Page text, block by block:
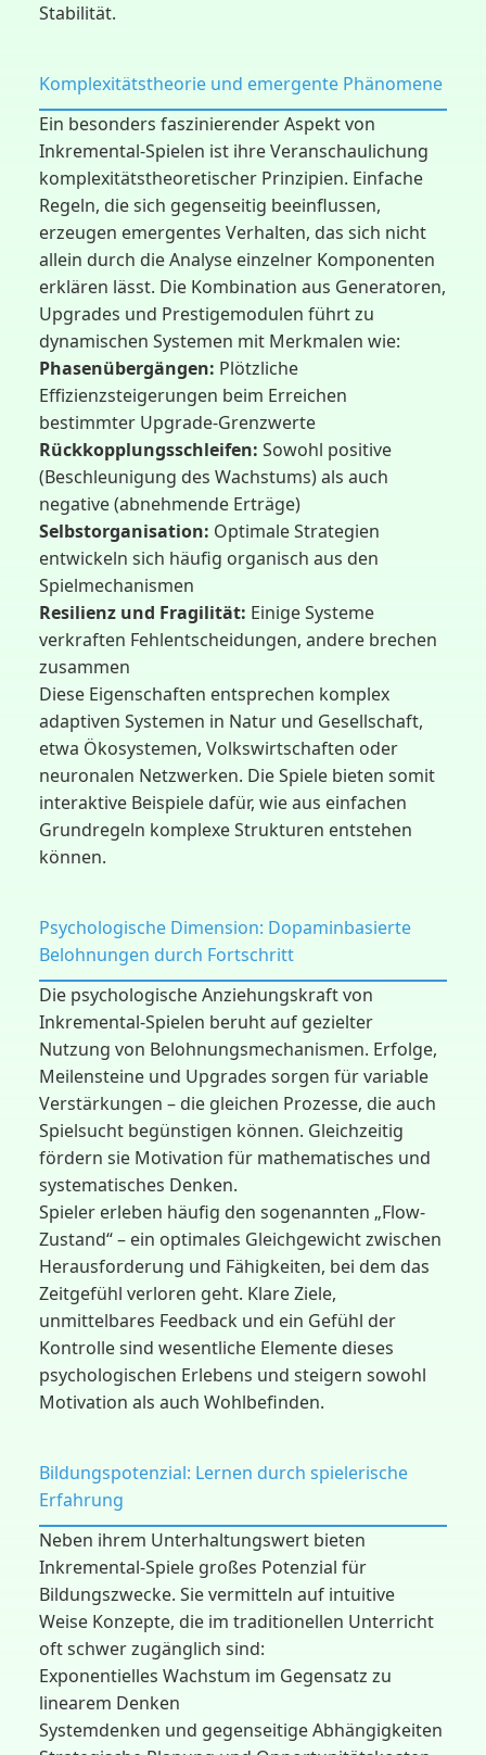
Stabilität.
Komplexitätstheorie und emergente Phänomene
Ein besonders faszinierender Aspekt von
Inkremental-Spielen ist ihre Veranschaulichung
komplexitätstheoretischer Prinzipien. Einfache
Regeln, die sich gegenseitig beeinflussen,
erzeugen emergentes Verhalten, das sich nicht
allein durch die Analyse einzelner Komponenten
erklären lässt. Die Kombination aus Generatoren,
Upgrades und Prestigemodulen führt zu
dynamischen Systemen mit Merkmalen wie:
Phasenübergängen: Plötzliche
Effizienzsteigerungen beim Erreichen
bestimmter Upgrade-Grenzwerte
Rückkopplungsschleifen: Sowohl positive
(Beschleunigung des Wachstums) als auch
negative (abnehmende Erträge)
Selbstorganisation: Optimale Strategien
entwickeln sich häufig organisch aus den
Spielmechanismen
Resilienz und Fragilität: Einige Systeme
verkraften Fehlentscheidungen, andere brechen
zusammen
Diese Eigenschaften entsprechen komplex
adaptiven Systemen in Natur und Gesellschaft,
etwa Ökosystemen, Volkswirtschaften oder
neuronalen Netzwerken. Die Spiele bieten somit
interaktive Beispiele dafür, wie aus einfachen
Grundregeln komplexe Strukturen entstehen
können.
Psychologische Dimension: Dopaminbasierte
Belohnungen durch Fortschritt
Die psychologische Anziehungskraft von
Inkremental-Spielen beruht auf gezielter
Nutzung von Belohnungsmechanismen. Erfolge,
Meilensteine und Upgrades sorgen für variable
Verstärkungen – die gleichen Prozesse, die auch
Spielsucht begünstigen können. Gleichzeitig
fördern sie Motivation für mathematisches und
systematisches Denken.
Spieler erleben häufig den sogenannten „Flow-
Zustand“ – ein optimales Gleichgewicht zwischen
Herausforderung und Fähigkeiten, bei dem das
Zeitgefühl verloren geht. Klare Ziele,
unmittelbares Feedback und ein Gefühl der
Kontrolle sind wesentliche Elemente dieses
psychologischen Erlebens und steigern sowohl
Motivation als auch Wohlbefinden.
Bildungspotenzial: Lernen durch spielerische
Erfahrung
Neben ihrem Unterhaltungswert bieten
Inkremental-Spiele großes Potenzial für
Bildungszwecke. Sie vermitteln auf intuitive
Weise Konzepte, die im traditionellen Unterricht
oft schwer zugänglich sind:
Exponentielles Wachstum im Gegensatz zu
linearem Denken
Systemdenken und gegenseitige Abhängigkeiten